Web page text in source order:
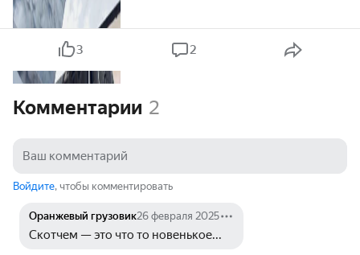
3 2
Комментарии 2
Войдите, чтобы комментировать
Оранжевый грузовик26 февраля 2025
Скотчем — это что то новенькое...